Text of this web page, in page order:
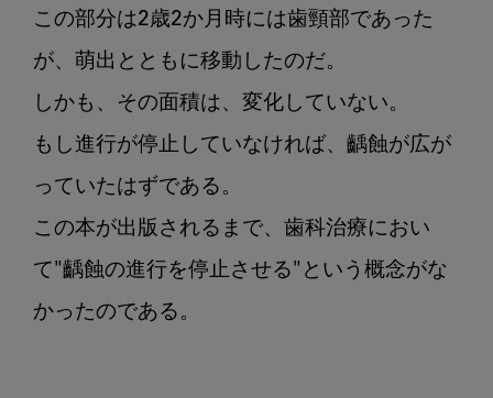
この部分は2歳2か月時には歯頸部であった
が、萌出とともに移動したのだ。
しかも、その面積は、変化していない。
もし進行が停止していなければ、齲蝕が広が
っていたはずである。
この本が出版されるまで、歯科治療におい
て"齲蝕の進行を停止させる"という概念がな
かったのである。